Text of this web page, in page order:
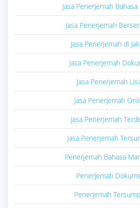
Jasa Penerjemah Bahasa
Jasa Penerjemah
Jasa Penerjemah di
Jasa Penerjemah
Jasa Penerjemah
Jasa Penerjemah
Jasa Penerjemah
Jasa Penerjemah
Penerjemah Bahasa
Penerjemah
Penerjemah